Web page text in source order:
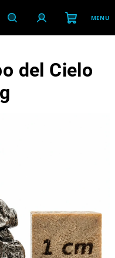
HledatPřihlášeníNákupní
košík
del Cielo